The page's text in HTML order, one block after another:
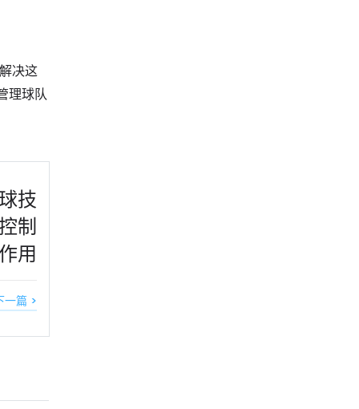
决这
理球队
技
制
用
一篇 >